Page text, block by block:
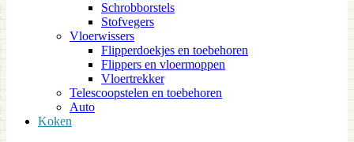
Schrobborstels
Stofvegers
Vloerwissers
Flipperdoekjes en toebehoren
Flippers en vloermoppen
Vloertrekker
Telescoopstelen en toebehoren
Auto
Koken